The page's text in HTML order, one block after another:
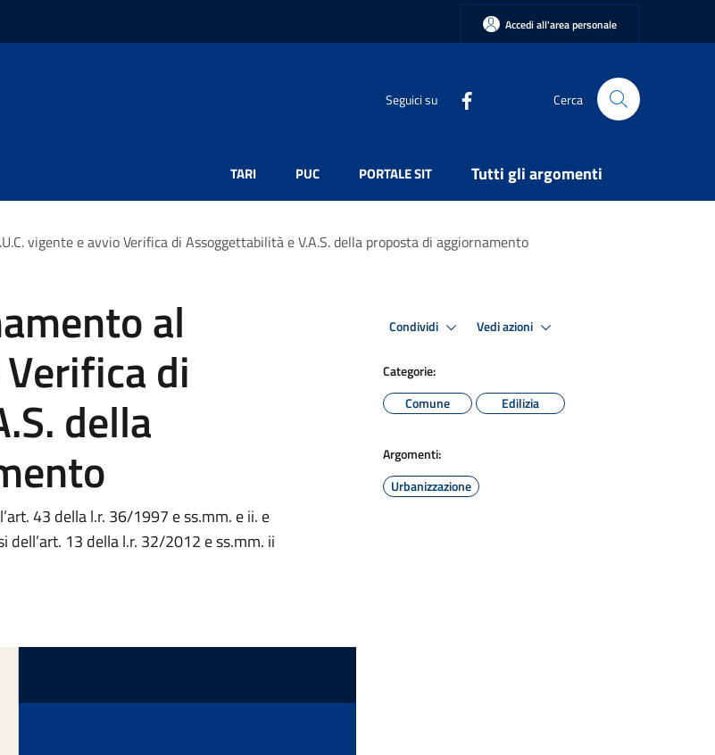
Accedi all'area personale
Seguici su Cerca
TARI PUC PORTALE SIT Tutti gli argomenti
vigente e avvio Verifica di Assoggettabilità e V.A.S. della proposta di aggiornamento
al
di
della
43 della l.r. 36/1997 e ss.mm. e ii. e
13 della l.r. 32/2012 e ss.mm. ii
Condividi Vedi azioni
Categorie:
Comune
Edilizia
Argomenti:
Urbanizzazione